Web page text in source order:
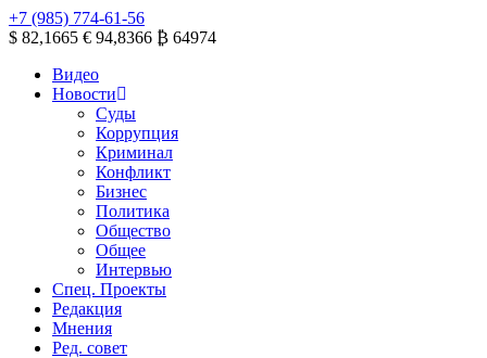
+7 (985) 774-61-56
$ 82,1665 € 94,8366 ₿ 64974
Видео
Новости
Суды
Коррупция
Криминал
Конфликт
Бизнес
Политика
Общество
Общее
Интервью
Спец. Проекты
Редакция
Мнения
Ред. совет